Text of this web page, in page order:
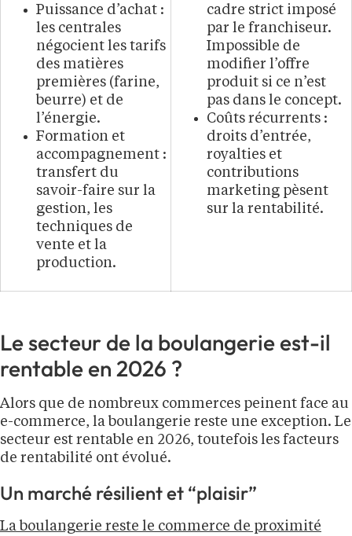
Puissance d’achat :
les centrales
négocient les tarifs
des matières
premières (farine,
beurre) et de
l’énergie.
Formation et
accompagnement :
transfert du
savoir-faire sur la
gestion, les
techniques de
vente et la
production.
cadre strict imposé
par le franchiseur.
Impossible de
modifier l’offre
produit si ce n’est
pas dans le concept.
Coûts récurrents :
droits d’entrée,
royalties et
contributions
marketing pèsent
sur la rentabilité.
Le secteur de la boulangerie est-il
rentable en 2026 ?
Alors que de nombreux commerces peinent face au
e-commerce, la boulangerie reste une exception. Le
secteur est rentable en 2026, toutefois les facteurs
de rentabilité ont évolué.
Un marché résilient et “plaisir”
La boulangerie reste le commerce de proximité